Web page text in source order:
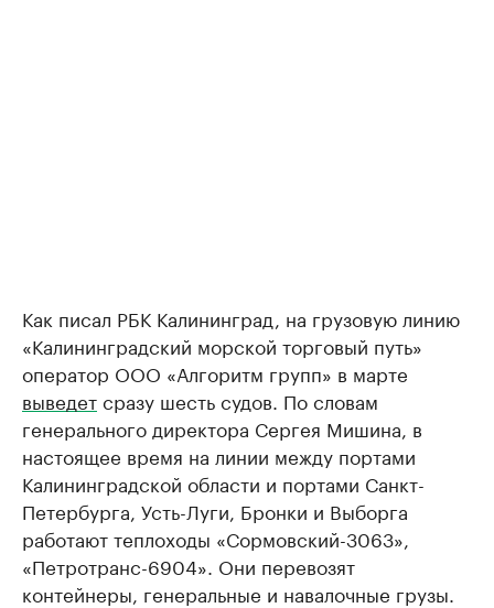
Как писал РБК Калининград, на грузовую линию
«Калининградский морской торговый путь»
оператор ООО «Алгоритм групп» в марте
выведетсразу шесть судов. По словам
генерального директора Сергея Мишина, в
настоящее время на линии между портами
Калининградской области и портами Санкт-
Петербурга, Усть-Луги, Бронки и Выборга
работают теплоходы «Сормовский-3063»,
«Петротранс-6904». Они перевозят
контейнеры, генеральные и навалочные грузы.